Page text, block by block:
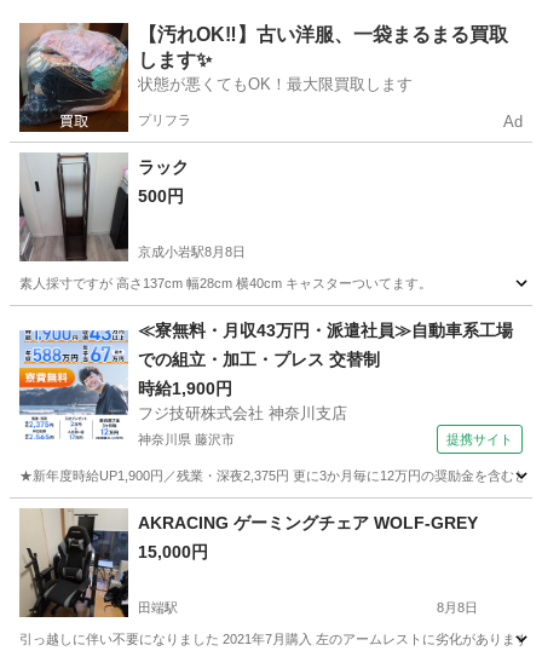
東京 江戸川区 京成小岩駅 収納家具 ラック
【汚れOK‼️】古い洋服、一袋まるまる買取
します✨
状態が悪くてもOK！最大限買取します
プリフラ Ad
ラック
500円
京成小岩駅8月8日
素人採寸ですが 高さ137cm 幅28cm 横40cm キャスターついてます。
京成小岩駅 家具 ラック
≪寮無料・月収43万円・派遣社員≫自動車系工場
での組立・加工・プレス 交替制
時給1,900円
フジ技研株式会社 神奈川支店
神奈川県 藤沢市 提携サイト
★新年度時給UP1,900円／残業・深夜2,375円 更に3か月毎に12万円の奨励金を含む
神奈川 藤沢市 AKRACING ゲーミングチェア WOLF-GREY
15,000円
田端駅 8月8日
引っ越しに伴い不要になりました 2021年7月購入 左のアームレストに劣化があります